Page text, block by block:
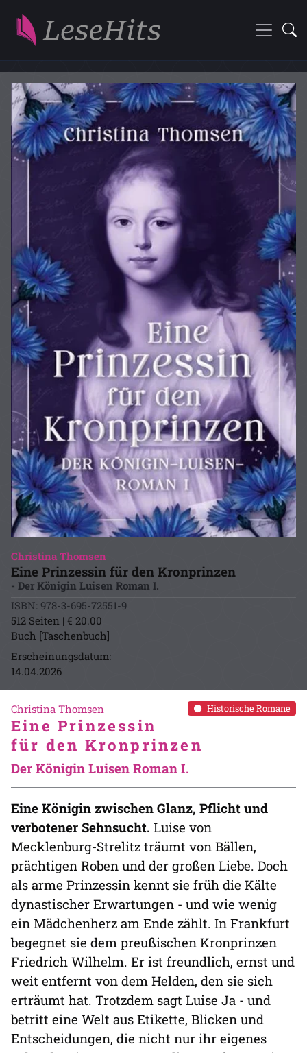
Christina Thomsen
Eine Prinzessin für den Kronprinzen
- Der Königin Luisen Roman I.
ISBN: 978-3-695-72551-9
512 Seiten | € 20.00
Buch [Taschenbuch]
Erscheinungsdatum:
14.04.2026
Historische Romane
Christina Thomsen
Eine Prinzessin
für den Kronprinzen
Der Königin Luisen Roman I.
Eine Königin zwischen Glanz, Pflicht und
verbotener Sehnsucht. Luise von
Mecklenburg-Strelitz träumt von Bällen,
prächtigen Roben und der großen Liebe. Doch
als arme Prinzessin kennt sie früh die Kälte
dynastischer Erwartungen - und wie wenig
ein Mädchenherz am Ende zählt. In Frankfurt
begegnet sie dem preußischen Kronprinzen
Friedrich Wilhelm. Er ist freundlich, ernst und
weit entfernt von dem Helden, den sie sich
erträumt hat. Trotzdem sagt Luise Ja - und
betritt eine Welt aus Etikette, Blicken und
Entscheidungen, die nicht nur ihr eigenes